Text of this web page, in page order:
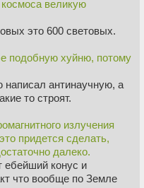
великую
это 600 световых.
подобную хуйню, потому
антинаучную, а
то строят.
излучения
придется сделать,
далеко.
ебейший конус и
что вообще по Земле